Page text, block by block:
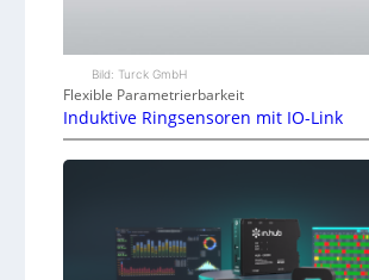
Bild: Turck GmbH
Flexible Parametrierbarkeit
Induktive Ringsensoren mit IO-Link